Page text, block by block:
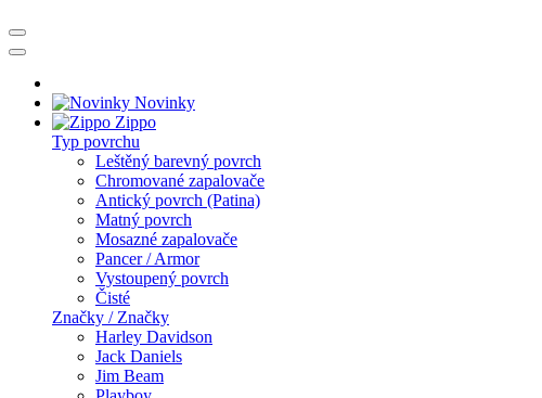
Novinky
Zippo
Typ povrchu
Leštěný barevný povrch
Chromované zapalovače
Antický povrch (Patina)
Matný povrch
Mosazné zapalovače
Pancer / Armor
Vystoupený povrch
Čisté
Značky / Značky
Harley Davidson
Jack Daniels
Jim Beam